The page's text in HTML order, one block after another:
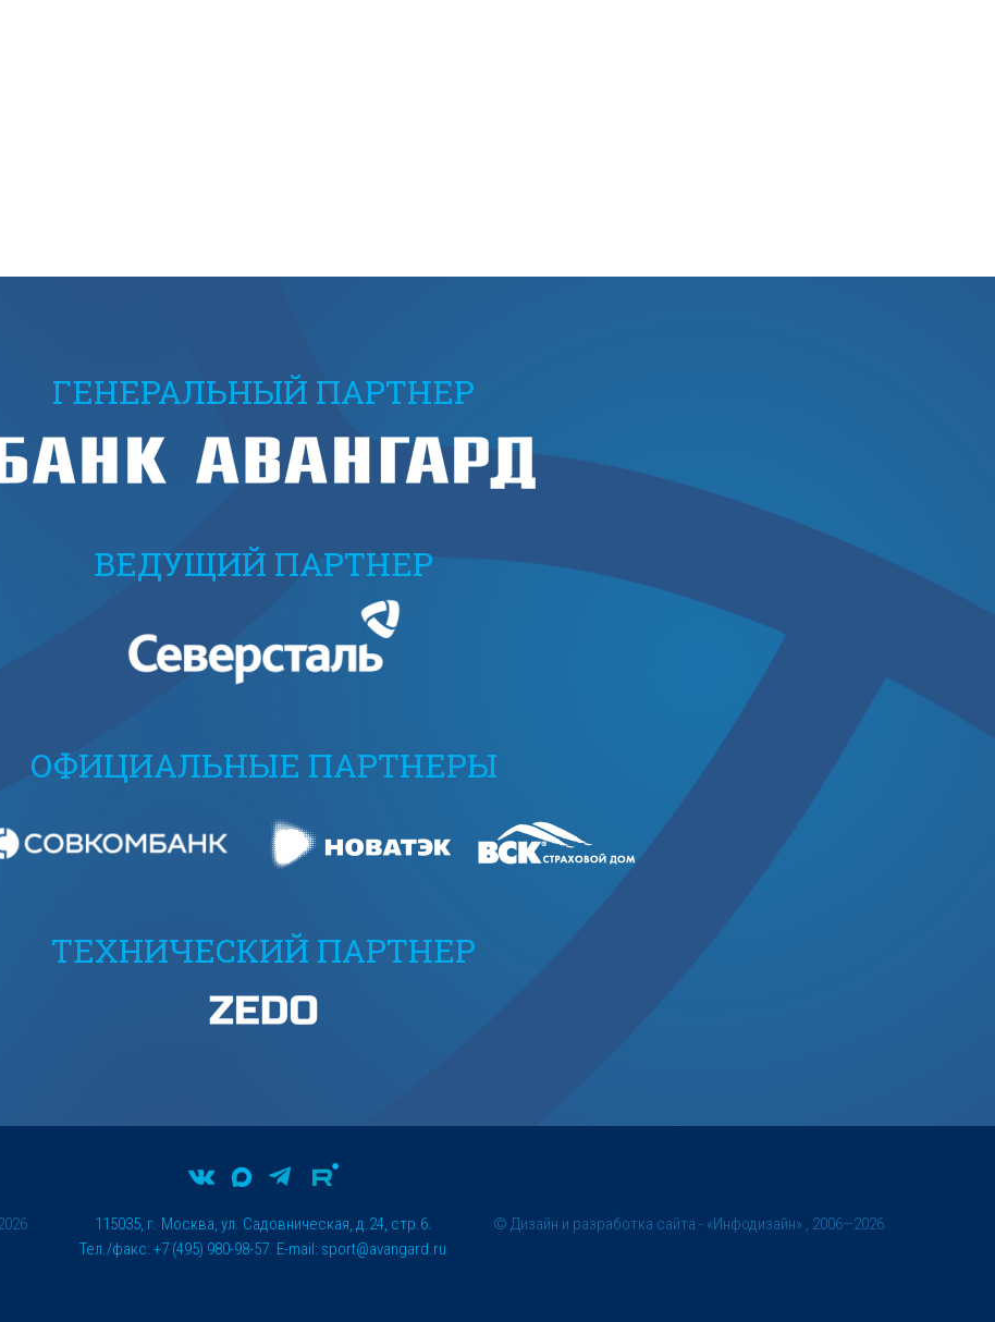
ГЕНЕРАЛЬНЫЙ ПАРТНЕР
ВЕДУЩИЙ ПАРТНЕР
ОФИЦИАЛЬНЫЕ ПАРТНЕРЫ
ТЕХНИЧЕСКИЙ ПАРТНЕР
115035, г. Москва, ул. Садовническая, д.24, стр.6.
Тел./факс: +7 (495) 980-98-57. E-mail: sport@avangard.ru
© Дизайн и разработка сайта - «Инфодизайн» , 2006—2026